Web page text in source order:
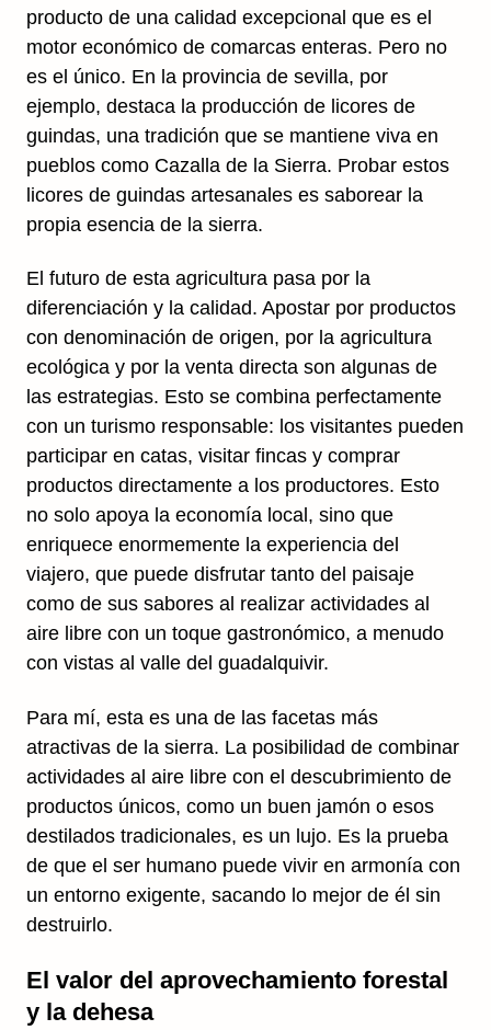
producto de una calidad excepcional que es el
motor económico de comarcas enteras. Pero no
es el único. En la provincia de sevilla, por
ejemplo, destaca la producción de licores de
guindas, una tradición que se mantiene viva en
pueblos como Cazalla de la Sierra. Probar estos
licores de guindas artesanales es saborear la
propia esencia de la sierra.
El futuro de esta agricultura pasa por la
diferenciación y la calidad. Apostar por productos
con denominación de origen, por la agricultura
ecológica y por la venta directa son algunas de
las estrategias. Esto se combina perfectamente
con un turismo responsable: los visitantes pueden
participar en catas, visitar fincas y comprar
productos directamente a los productores. Esto
no solo apoya la economía local, sino que
enriquece enormemente la experiencia del
viajero, que puede disfrutar tanto del paisaje
como de sus sabores al realizar actividades al
aire libre con un toque gastronómico, a menudo
con vistas al valle del guadalquivir.
Para mí, esta es una de las facetas más
atractivas de la sierra. La posibilidad de combinar
actividades al aire libre con el descubrimiento de
productos únicos, como un buen jamón o esos
destilados tradicionales, es un lujo. Es la prueba
de que el ser humano puede vivir en armonía con
un entorno exigente, sacando lo mejor de él sin
destruirlo.
El valor del aprovechamiento forestal
y la dehesa